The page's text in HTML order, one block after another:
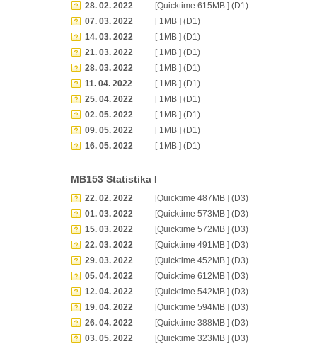
28. 02. 2022
[Quicktime 615MB ] (D1)
07. 03. 2022
[ 1MB ] (D1)
14. 03. 2022
[ 1MB ] (D1)
21. 03. 2022
[ 1MB ] (D1)
28. 03. 2022
[ 1MB ] (D1)
11. 04. 2022
[ 1MB ] (D1)
25. 04. 2022
[ 1MB ] (D1)
02. 05. 2022
[ 1MB ] (D1)
09. 05. 2022
[ 1MB ] (D1)
16. 05. 2022
[ 1MB ] (D1)
MB153 Statistika I
22. 02. 2022
[Quicktime 487MB ] (D3)
01. 03. 2022
[Quicktime 573MB ] (D3)
15. 03. 2022
[Quicktime 572MB ] (D3)
22. 03. 2022
[Quicktime 491MB ] (D3)
29. 03. 2022
[Quicktime 452MB ] (D3)
05. 04. 2022
[Quicktime 612MB ] (D3)
12. 04. 2022
[Quicktime 542MB ] (D3)
19. 04. 2022
[Quicktime 594MB ] (D3)
26. 04. 2022
[Quicktime 388MB ] (D3)
03. 05. 2022
[Quicktime 323MB ] (D3)